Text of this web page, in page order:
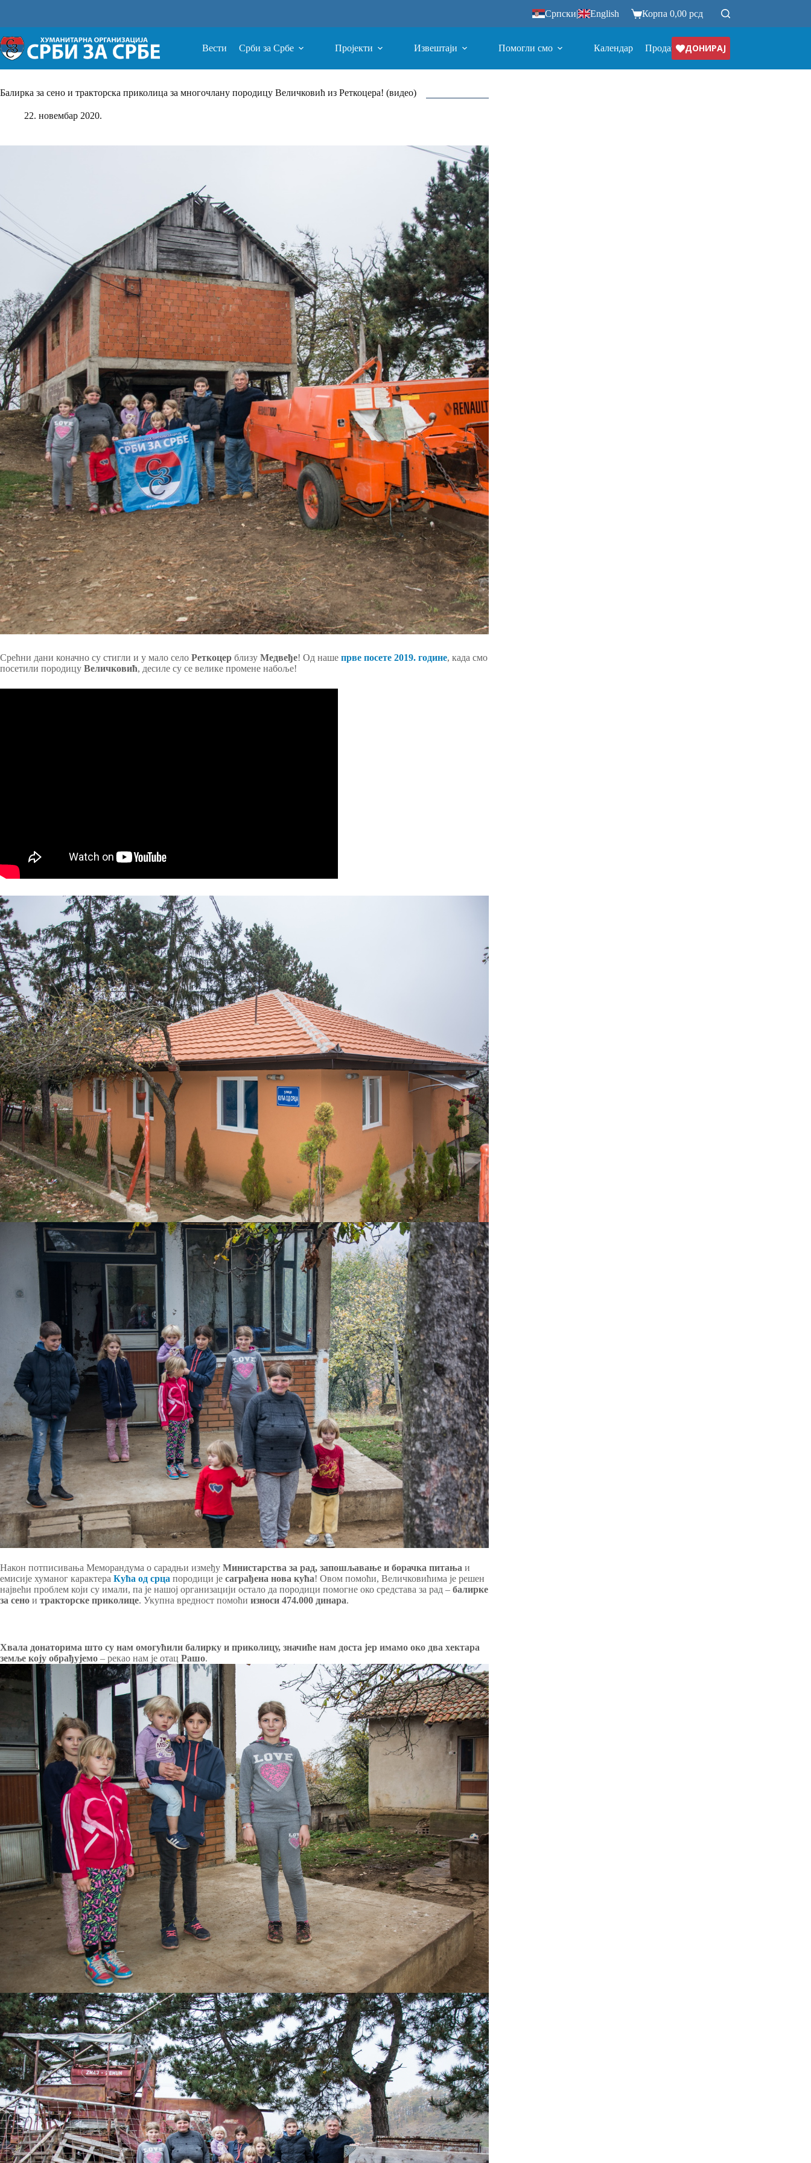
Српски| English Корпа 0,00 рсд
Вести Срби за Србе Пројекти Извештаји Помогли смо Календар ПродавницаДОНИРАЈ
Балирка за сено и тракторска приколица за многочлану породицу Величковић из Реткоцера! (видео)
22. новембар 2020.
Срећни дани коначно су стигли и у мало село Реткоцер близу Медвеђе! Од наше прве посете 2019. године, када смо
посетили породицу Величковић, десиле су се велике промене набоље!
Након потписивања Меморандума о сарадњи између Министарства за рад, запошљавање и борачка питања и
емисије хуманог карактера Кућа од срца породици је саграђена нова кућа! Овом помоћи, Величковићима је решен
највећи проблем који су имали, па је нашој организацији остало да породици помогне око средстава за рад – балирке
за сено и тракторске приколице. Укупна вредност помоћи износи 474.000 динара.
Хвала донаторима што су нам омогућили балирку и приколицу, значиће нам доста јер имамо око два хектара
земље коју обрађујемо – рекао нам је отац Рашо.